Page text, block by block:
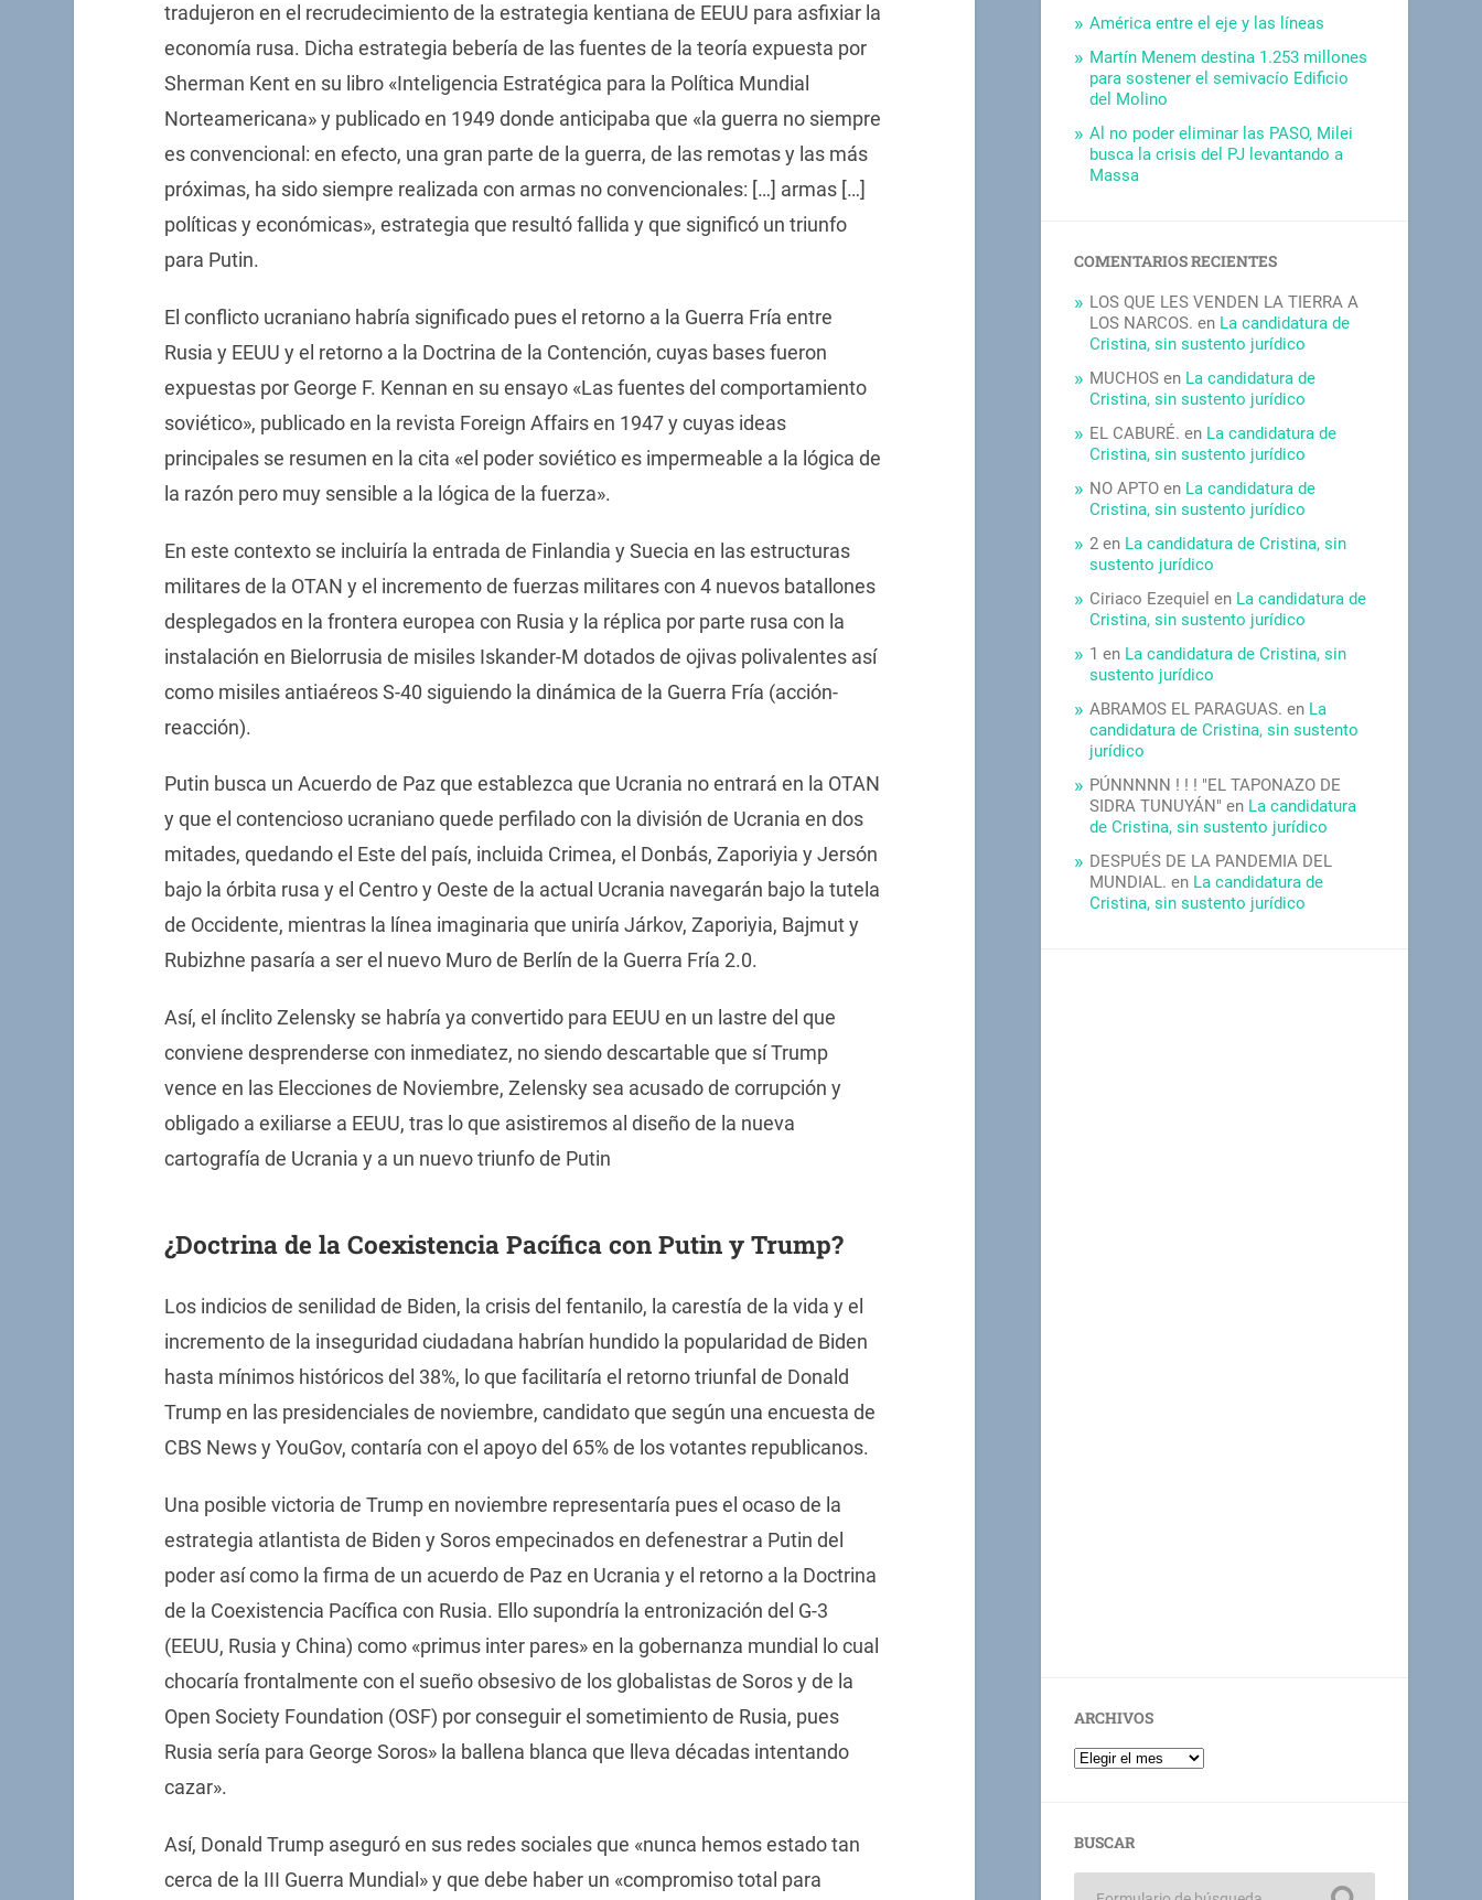
tradujeron en el recrudecimiento de la estrategia kentiana de EEUU para asfixiar la
economía rusa. Dicha estrategia bebería de las fuentes de la teoría expuesta por
Sherman Kent en su libro «Inteligencia Estratégica para la Política Mundial
Norteamericana» y publicado en 1949 donde anticipaba que «la guerra no siempre
es convencional: en efecto, una gran parte de la guerra, de las remotas y las más
próximas, ha sido siempre realizada con armas no convencionales: […] armas […]
políticas y económicas», estrategia que resultó fallida y que significó un triunfo
para Putin.
El conflicto ucraniano habría significado pues el retorno a la Guerra Fría entre
Rusia y EEUU y el retorno a la Doctrina de la Contención, cuyas bases fueron
expuestas por George F. Kennan en su ensayo «Las fuentes del comportamiento
soviético», publicado en la revista Foreign Affairs en 1947 y cuyas ideas
principales se resumen en la cita «el poder soviético es impermeable a la lógica de
la razón pero muy sensible a la lógica de la fuerza».
En este contexto se incluiría la entrada de Finlandia y Suecia en las estructuras
militares de la OTAN y el incremento de fuerzas militares con 4 nuevos batallones
desplegados en la frontera europea con Rusia y la réplica por parte rusa con la
instalación en Bielorrusia de misiles Iskander-M dotados de ojivas polivalentes así
como misiles antiaéreos S-40 siguiendo la dinámica de la Guerra Fría (acción-
reacción).
Putin busca un Acuerdo de Paz que establezca que Ucrania no entrará en la OTAN
y que el contencioso ucraniano quede perfilado con la división de Ucrania en dos
mitades, quedando el Este del país, incluida Crimea, el Donbás, Zaporiyia y Jersón
bajo la órbita rusa y el Centro y Oeste de la actual Ucrania navegarán bajo la tutela
de Occidente, mientras la línea imaginaria que uniría Járkov, Zaporiyia, Bajmut y
Rubizhne pasaría a ser el nuevo Muro de Berlín de la Guerra Fría 2.0.
Así, el ínclito Zelensky se habría ya convertido para EEUU en un lastre del que
conviene desprenderse con inmediatez, no siendo descartable que sí Trump
vence en las Elecciones de Noviembre, Zelensky sea acusado de corrupción y
obligado a exiliarse a EEUU, tras lo que asistiremos al diseño de la nueva
cartografía de Ucrania y a un nuevo triunfo de Putin
¿Doctrina de la Coexistencia Pacífica con Putin y Trump?
Los indicios de senilidad de Biden, la crisis del fentanilo, la carestía de la vida y el
incremento de la inseguridad ciudadana habrían hundido la popularidad de Biden
hasta mínimos históricos del 38%, lo que facilitaría el retorno triunfal de Donald
Trump en las presidenciales de noviembre, candidato que según una encuesta de
CBS News y YouGov, contaría con el apoyo del 65% de los votantes republicanos.
Una posible victoria de Trump en noviembre representaría pues el ocaso de la
estrategia atlantista de Biden y Soros empecinados en defenestrar a Putin del
poder así como la firma de un acuerdo de Paz en Ucrania y el retorno a la Doctrina
de la Coexistencia Pacífica con Rusia. Ello supondría la entronización del G-3
(EEUU, Rusia y China) como «primus inter pares» en la gobernanza mundial lo cual
chocaría frontalmente con el sueño obsesivo de los globalistas de Soros y de la
Open Society Foundation (OSF) por conseguir el sometimiento de Rusia, pues
Rusia sería para George Soros» la ballena blanca que lleva décadas intentando
cazar».
Así, Donald Trump aseguró en sus redes sociales que «nunca hemos estado tan
cerca de la III Guerra Mundial» y que debe haber un «compromiso total para
América entre el eje y las líneas
Martín Menem destina 1.253 millones
para sostener el semivacío Edificio
del Molino
Al no poder eliminar las PASO, Milei
busca la crisis del PJ levantando a
Massa
COMENTARIOS RECIENTES
LOS QUE LES VENDEN LA TIERRA A
LOS NARCOS. en La candidatura de
Cristina, sin sustento jurídico
MUCHOS en La candidatura de
Cristina, sin sustento jurídico
EL CABURÉ. en La candidatura de
Cristina, sin sustento jurídico
NO APTO en La candidatura de
Cristina, sin sustento jurídico
2 en La candidatura de Cristina, sin
sustento jurídico
Ciriaco Ezequiel en La candidatura de
Cristina, sin sustento jurídico
1 en La candidatura de Cristina, sin
sustento jurídico
ABRAMOS EL PARAGUAS. en La
candidatura de Cristina, sin sustento
jurídico
PÚNNNNN ! ! ! "EL TAPONAZO DE
SIDRA TUNUYÁN" en La candidatura
de Cristina, sin sustento jurídico
DESPUÉS DE LA PANDEMIA DEL
MUNDIAL. en La candidatura de
Cristina, sin sustento jurídico
ARCHIVOS
BUSCAR